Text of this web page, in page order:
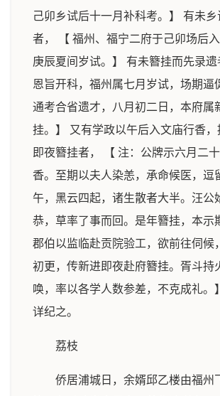
己卯乡试后十一月补科考。】 有未
者， 【 福州、福宁二府于己卯场后
庚辰夏间岁试。】 有未簪挂而先录
恩旨开科，福州属七月岁试，场期逼
通考合省遗才，八月初二日，本府属
挂。】 又有学政以午后入文庙行香
即夜簪挂者， 【 注：公牌示六月二
香。至期以夫人染恙，承命候医，逗
午，黑云四起，诸生散者大半。汪公
恭，草率了事而回。是年簪挂，本示
郡伯以监临赴贡院验工，欲前往伺候
初更，传新进即夜赴府簪挂。胥斗持
唤，率以各学人数参差，不克成礼。
详纪之。
荔枝
侨居浦城日，余婿邱乙楼由福州